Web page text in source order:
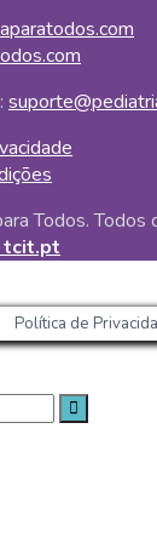
Todos. Todos
tcit.pt
Política de